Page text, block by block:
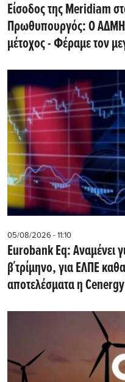
Eίσοδος της Meridiam
Πρωθυπουργός: Ο
μέτοχος - Φέραμε τον
05/08/2026 - 11:10
Eurobank Eq: Αναμένει
β΄τρίμηνο, για ΕΛΠΕ
αποτελέσματα η Cenergy